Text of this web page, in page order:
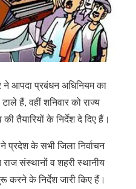
आपदा प्रबंधन अधिनियम का
हैं, वहीं शनिवार को राज्य
तैयारियों के निर्देश दे दिए हैं।
प्रदेश के सभी जिला निर्वाचन
संस्थानों व शहरी स्थानीय
करने के निर्देश जारी किए हैं।